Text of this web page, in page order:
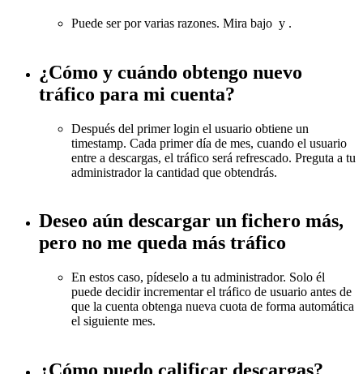
Puede ser por varias razones. Mira bajo y .
¿Cómo y cuándo obtengo nuevo
tráfico para mi cuenta?
Después del primer login el usuario obtiene un
timestamp. Cada primer día de mes, cuando el usuario
entre a descargas, el tráfico será refrescado. Preguta a tu
administrador la cantidad que obtendrás.
Deseo aún descargar un fichero más,
pero no me queda más tráfico
En estos caso, pídeselo a tu administrador. Solo él
puede decidir incrementar el tráfico de usuario antes de
que la cuenta obtenga nueva cuota de forma automática
el siguiente mes.